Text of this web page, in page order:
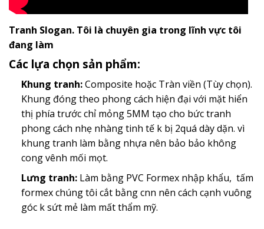
Tranh Slogan. Tôi là chuyên gia trong lĩnh vực tôi
đang làm
Các lựa chọn sản phẩm:
Khung tranh:Composite hoặc Tràn viền (Tùy chọn).
Khung đóng theo phong cách hiện đại với mặt hiển
thị phía trước chỉ mỏng 5MM tạo cho bức tranh
phong cách nhẹ nhàng tinh tế k bị 2quá dày dặn. vì
khung tranh làm bằng nhựa nên bảo bảo không
cong vênh mối mọt.
Lưng tranh:Làm bằng PVC Formex nhập khẩu, tấm
formex chúng tôi cắt bằng cnn nên cách cạnh vuông
góc k sứt mẻ làm mất thẩm mỹ.